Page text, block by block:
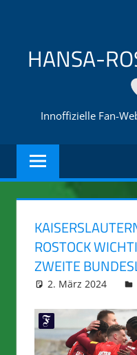
springenHANSA-
Innoffizielle Fan-
ROSTOCK
ZWEITE
2. März 2024